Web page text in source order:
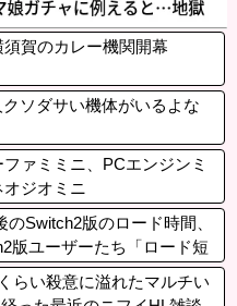
須賀のカレー機関開幕
クソダサい機体がいるよな
ァミミニ、PCエンジンミ
ジオミニ
のSwitch2版のロード時間、
版ユーザーたち「ロード短
適」「蘇生も一瞬」
らい殺意に溢れたマルチい